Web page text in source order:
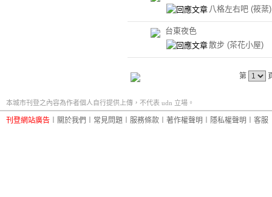
八格左右吧 (筱棻)
台東夜色
散步 (茶花小屋)
第
本城市刊登之內容為作者個人自行提供上傳，不代表 udn 立場。
刊登網站廣告 關於我們 常見問題 服務條款 著作權聲明 隱私權聲明 客服